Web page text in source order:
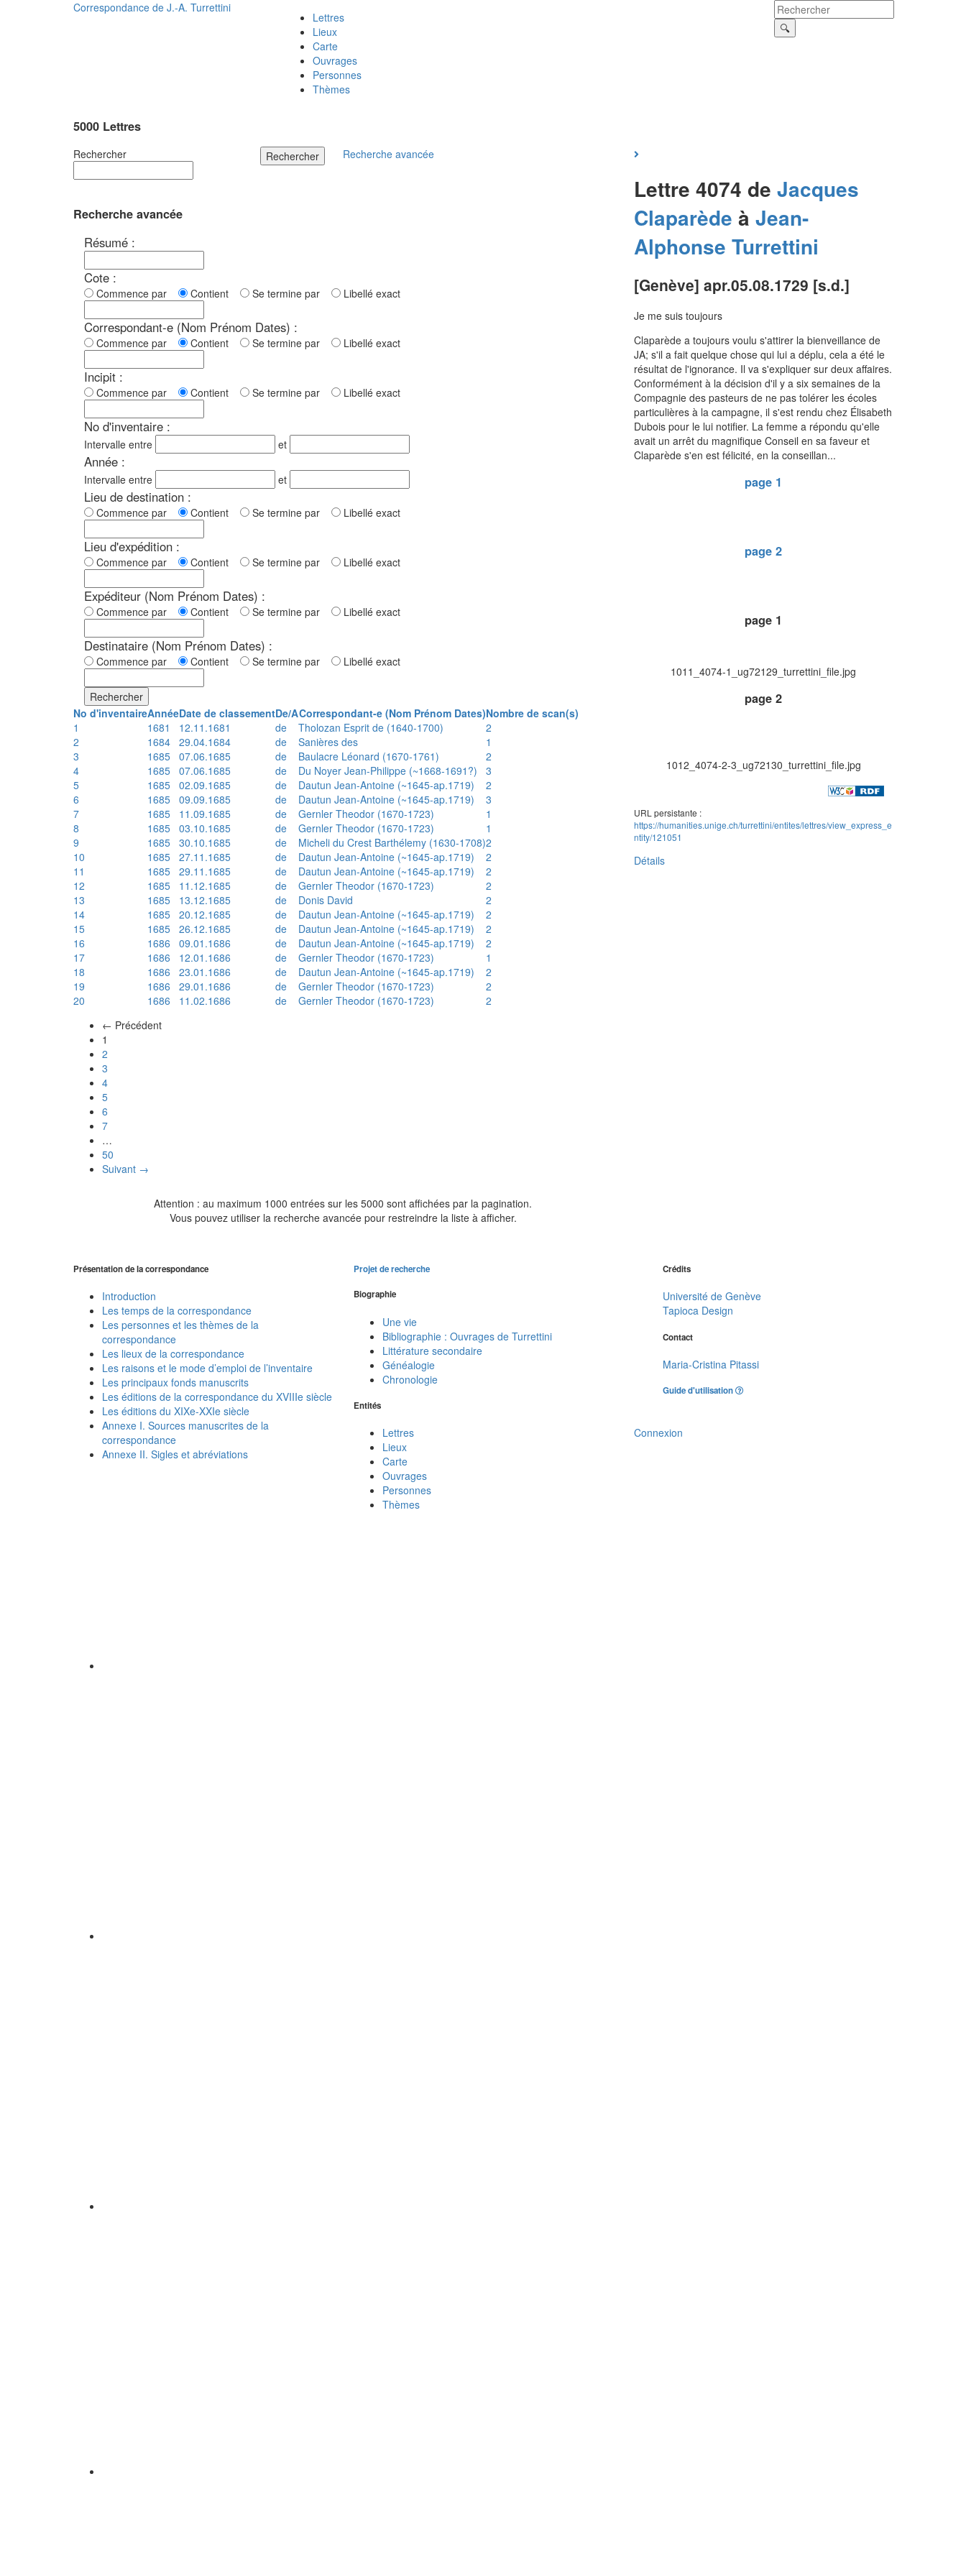
Correspondance de J.-A. Turrettini
Lettres
Lieux
Carte
Ouvrages
Personnes
Thèmes
5000 Lettres
Rechercher Rechercher Recherche avancée
Recherche avancée
Résumé :
Cote :
Commence par Contient Se termine par Libellé exact
Correspondant-e (Nom Prénom Dates) :
Commence par Contient Se termine par Libellé exact
Incipit :
Commence par Contient Se termine par Libellé exact
No d'inventaire :
Intervalle entre et
Année :
Intervalle entre et
Lieu de destination :
Commence par Contient Se termine par Libellé exact
Lieu d'expédition :
Commence par Contient Se termine par Libellé exact
Expéditeur (Nom Prénom Dates) :
Commence par Contient Se termine par Libellé exact
Destinataire (Nom Prénom Dates) :
Commence par Contient Se termine par Libellé exact
Rechercher
No d'inventaireAnnéeDate de classementDe/ACorrespondant-e (Nom Prénom Dates)Nombre de scan(s)
1
1681 12.11.1681 de Tholozan Esprit de (1640-1700)
2
2
1684 29.04.1684 de Sanières des
1
3
1685 07.06.1685 de Baulacre Léonard (1670-1761)
2
4
1685 07.06.1685 de Du Noyer Jean-Philippe (~1668-1691?)
3
5
1685 02.09.1685 de Dautun Jean-Antoine (~1645-ap.1719)
2
6
1685 09.09.1685 de Dautun Jean-Antoine (~1645-ap.1719)
3
7
1685 11.09.1685 de Gernler Theodor (1670-1723)
1
8
1685 03.10.1685 de Gernler Theodor (1670-1723)
1
9
1685 30.10.1685 de Micheli du Crest Barthélemy (1630-1708)2
10
1685 27.11.1685 de Dautun Jean-Antoine (~1645-ap.1719)
2
11
1685 29.11.1685 de Dautun Jean-Antoine (~1645-ap.1719)
2
12
1685 11.12.1685 de Gernler Theodor (1670-1723)
2
13
1685 13.12.1685 de Donis David
2
14
1685 20.12.1685 de Dautun Jean-Antoine (~1645-ap.1719)
2
15
1685 26.12.1685 de Dautun Jean-Antoine (~1645-ap.1719)
2
16
1686 09.01.1686 de Dautun Jean-Antoine (~1645-ap.1719)
2
17
1686 12.01.1686 de Gernler Theodor (1670-1723)
1
18
1686 23.01.1686 de Dautun Jean-Antoine (~1645-ap.1719)
2
19
1686 29.01.1686 de Gernler Theodor (1670-1723)
2
20
1686 11.02.1686 de Gernler Theodor (1670-1723)
2
← Précédent
1
2
3
4
5
6
7
…
50
Suivant →
Attention : au maximum 1000 entrées sur les 5000 sont affichées par la pagination.
Vous pouvez utiliser la recherche avancée pour restreindre la liste à afficher.
Lettre 4074 de Jacques
Claparède à Jean-
Alphonse Turrettini
[Genève] apr.05.08.1729 [s.d.]
Je me suis toujours
Claparède a toujours voulu s'attirer la bienveillance de
JA; s'il a fait quelque chose qui lui a déplu, cela a été le
résultat de l'ignorance. Il va s'expliquer sur deux affaires.
Conformément à la décision d'il y a six semaines de la
Compagnie des pasteurs de ne pas tolérer les écoles
particulières à la campagne, il s'est rendu chez Élisabeth
Dubois pour le lui notifier. La femme a répondu qu'elle
avait un arrêt du magnifique Conseil en sa faveur et
Claparède s'en est félicité, en la conseillan...
page 1
page 2
page 1
1011_4074-1_ug72129_turrettini_file.jpg
page 2
1012_4074-2-3_ug72130_turrettini_file.jpg
URL persistante :
https://humanities.unige.ch/turrettini/entites/lettres/view_express_e
ntity/121051
Détails
Présentation de la correspondance
Introduction
Les temps de la correspondance
Les personnes et les thèmes de la
correspondance
Les lieux de la correspondance
Les raisons et le mode d’emploi de l’inventaire
Les principaux fonds manuscrits
Les éditions de la correspondance du XVIIIe siècle
Les éditions du XIXe-XXIe siècle
Annexe I. Sources manuscrites de la
correspondance
Annexe II. Sigles et abréviations
Projet de recherche
Biographie
Une vie
Bibliographie : Ouvrages de Turrettini
Littérature secondaire
Généalogie
Chronologie
Entités
Lettres
Lieux
Carte
Ouvrages
Personnes
Thèmes
Crédits
Université de Genève
Tapioca Design
Contact
Maria-Cristina Pitassi
Guide d'utilisation
Connexion